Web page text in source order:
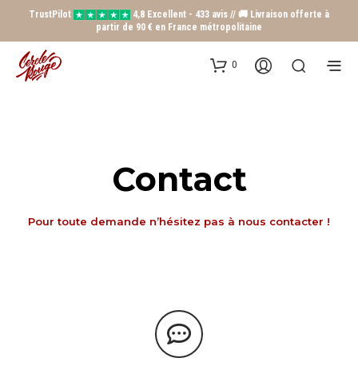
TrustPilot
4,8 Excellent - 433 avis // 🚚 Livraison offerte à
partir de 90 € en France métropolitaine
0
Contact
Pour toute demande n’hésitez pas à nous contacter !